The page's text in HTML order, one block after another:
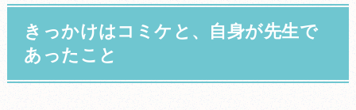
きっかけはコミケと、自身が先生で
あったこと